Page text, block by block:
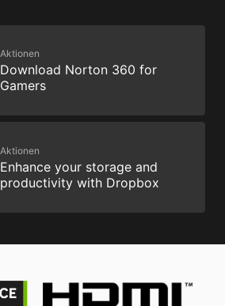
Aktionen
Download Norton 360 for
Gamers
Aktionen
Enhance your storage and
productivity with Dropbox